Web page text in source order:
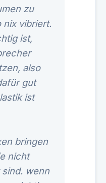
zu
nix vibriert.
ist,
also
gut
ist
bringen
nicht
wenn